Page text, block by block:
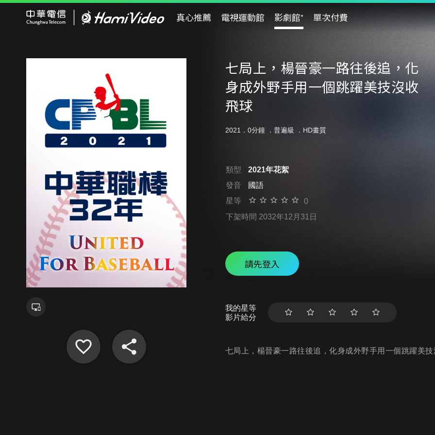
真心推薦 電視運動館 影劇館⁺ 單次付費
七局上，楊晉豪一路往後追，化
身成外野手用一個跳躍美技沒收
飛球
2021．0分鐘 ． 普遍級 ．HD畫質
類型
2021年花絮
發音
國語
星等
0
下架時間 2032年12月31日
請先登入
我的星等
影片給分
七局上，楊晉豪一路往後追，化身成外野手用一個跳躍美